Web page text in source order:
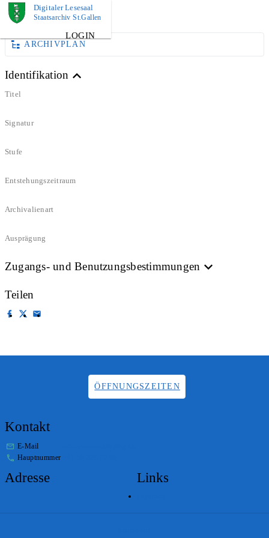
Digitaler Lesesaal
Staatsarchiv St.Gallen
LOGIN
DOKUMENT
ARCHIVPLAN
Identifikation
Titel
Signatur
Stufe
Entstehungszeitraum
Archivalienart
Ausprägung
Zugangs- und Benutzungsbestimmungen
Teilen
ÖFFNUNGSZEITEN
Kontakt
E-Mail
Hauptnummer
Adresse Links